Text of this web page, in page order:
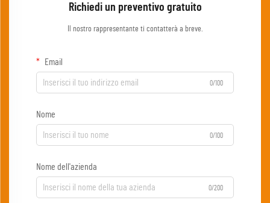
Richiedi un preventivo gratuito
Il nostro rappresentante ti contatterà a breve.
Email
0/100
Nome
0/100
Nome dell'azienda
0/200